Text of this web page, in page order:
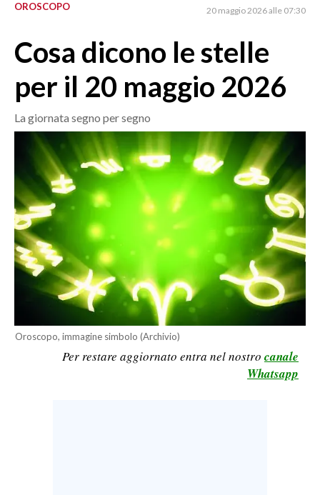
MEDIO CAMPIDANO
ORISTANO E PROVINCIA
SASSARI E PROVINCIA
GALLURA
NUORO E PROVINCIA
OGLIASTRA
AGENDA
CRONACA
ITALIA
MONDO
POLITICA
ECONOMIA
OROSCOPO 20 maggio 2026 alle 07:30
Cosa dicono le stelle
per il 20 maggio 2026
La giornata segno per segno
Oroscopo, immagine simbolo (Archivio)
Per restare aggiornato entra nel nostro canale
Whatsapp